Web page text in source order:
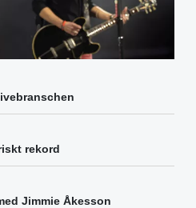
rekord
Jimmie Åkesson